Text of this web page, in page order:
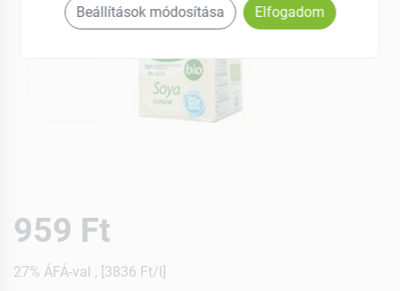
959 Ft
27% ÁFÁ-val , [3836 Ft/l]
Beállítások módosítása Elfogadom